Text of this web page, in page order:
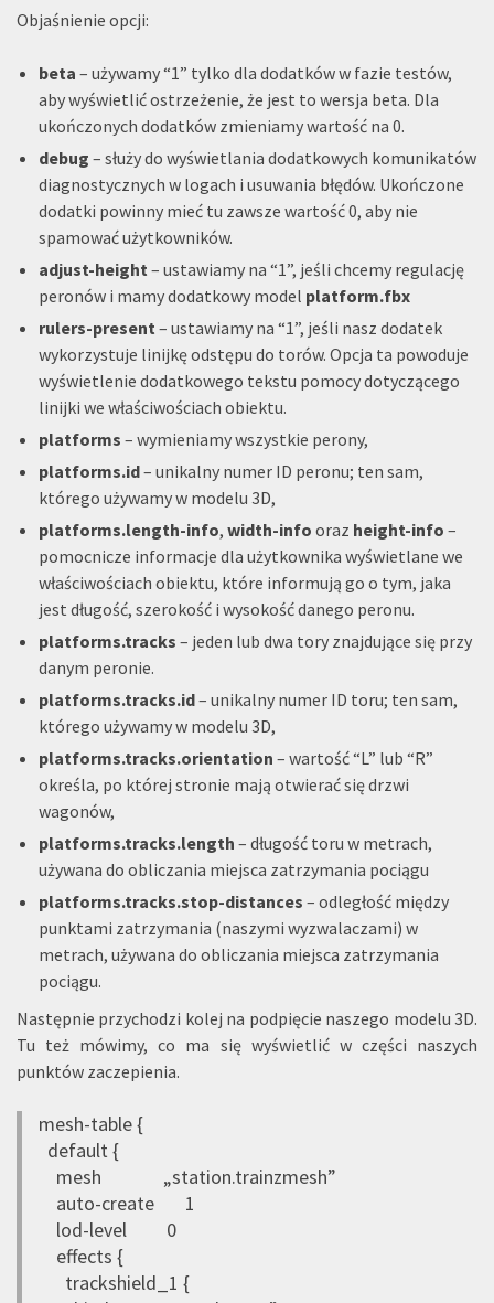
Objaśnienie opcji:
beta – używamy “1” tylko dla dodatków w fazie testów,
aby wyświetlić ostrzeżenie, że jest to wersja beta. Dla
ukończonych dodatków zmieniamy wartość na 0.
debug – służy do wyświetlania dodatkowych komunikatów
diagnostycznych w logach i usuwania błędów. Ukończone
dodatki powinny mieć tu zawsze wartość 0, aby nie
spamować użytkowników.
adjust-height – ustawiamy na “1”, jeśli chcemy regulację
peronów i mamy dodatkowy model platform.fbx
rulers-present – ustawiamy na “1”, jeśli nasz dodatek
wykorzystuje linijkę odstępu do torów. Opcja ta powoduje
wyświetlenie dodatkowego tekstu pomocy dotyczącego
linijki we właściwościach obiektu.
platforms – wymieniamy wszystkie perony,
platforms.id– unikalny numer ID peronu; ten sam,
którego używamy w modelu 3D,
platforms.length-info, width-info oraz height-info –
pomocnicze informacje dla użytkownika wyświetlane we
właściwościach obiektu, które informują go o tym, jaka
jest długość, szerokość i wysokość danego peronu.
platforms.tracks – jeden lub dwa tory znajdujące się przy
danym peronie.
platforms.tracks.id– unikalny numer ID toru; ten sam,
którego używamy w modelu 3D,
platforms.tracks.orientation – wartość “L” lub “R”
określa, po której stronie mają otwierać się drzwi
wagonów,
platforms.tracks.length – długość toru w metrach,
używana do obliczania miejsca zatrzymania pociągu
platforms.tracks.stop-distances – odległość między
punktami zatrzymania (naszymi wyzwalaczami) w
metrach, używana do obliczania miejsca zatrzymania
pociągu.
Następnie przychodzi kolej na podpięcie naszego modelu 3D.
Tu też mówimy, co ma się wyświetlić w części naszych
punktów zaczepienia.
mesh-table {
default {
mesh „station.trainzmesh”
auto-create 1
lod-level 0
effects {
trackshield_1 {